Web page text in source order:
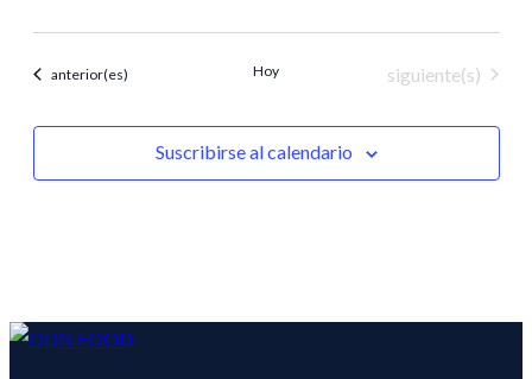
de
Eventos
anterior(es) Hoy Eventos
siguiente(s)
Suscribirse al calendario